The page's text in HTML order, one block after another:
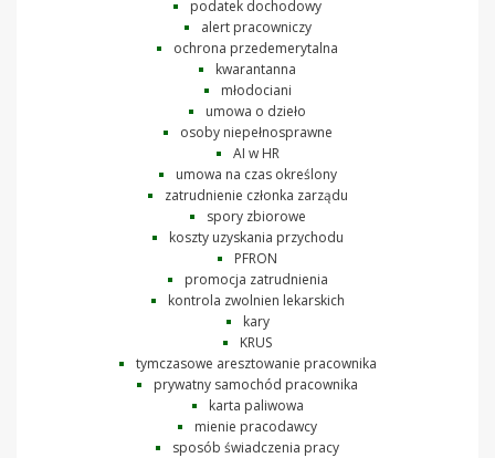
podatek dochodowy
alert pracowniczy
ochrona przedemerytalna
kwarantanna
młodociani
umowa o dzieło
osoby niepełnosprawne
AI w HR
umowa na czas określony
zatrudnienie członka zarządu
spory zbiorowe
koszty uzyskania przychodu
PFRON
promocja zatrudnienia
kontrola zwolnien lekarskich
kary
KRUS
tymczasowe aresztowanie pracownika
prywatny samochód pracownika
karta paliwowa
mienie pracodawcy
sposób świadczenia pracy